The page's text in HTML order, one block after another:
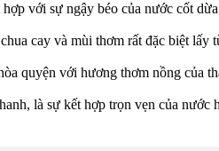
với sự ngậy béo của nước cốt
cay và mùi thơm rất đặc biệt
quyện với hương thơm nồng của
là sự kết hợp trọn vẹn của